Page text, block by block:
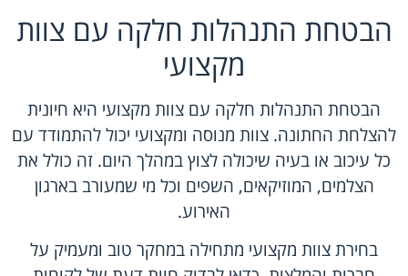
הבטחת התנהלות חלקה עם צוות
מקצועי
הבטחת התנהלות חלקה עם צוות מקצועי היא חיונית
להצלחת החתונה. צוות מנוסה ומקצועי יכול להתמודד עם
כל עיכוב או בעיה שיכולה לצוץ במהלך היום. זה כולל את
הצלמים, המוזיקאים, השפים וכל מי שמעורב בארגון
האירוע.
בחירת צוות מקצועי מתחילה במחקר טוב ומעמיק על